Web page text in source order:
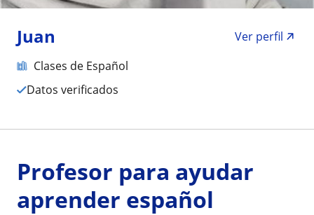
Juan
Ver perfil
Clases de Español
Datos verificados
Profesor para ayudar
aprender español